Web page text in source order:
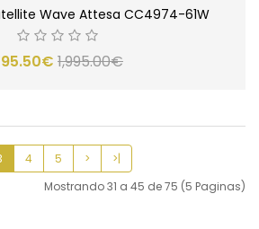
Wave Attesa CC4974-61W
1,995.00€
4 5 >
>|
Mostrando 31 a 45 de 75 (5 Paginas)